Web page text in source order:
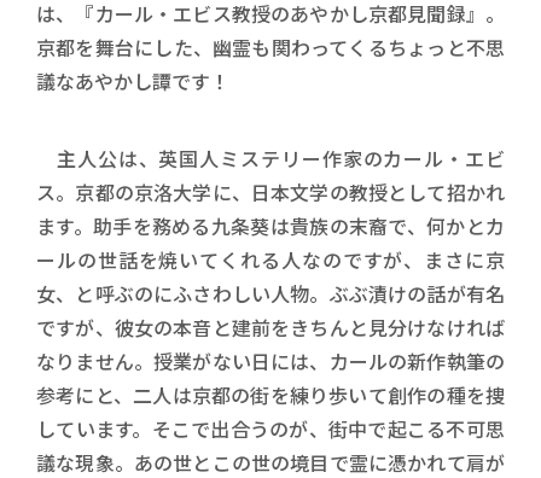
は、『カール・エビス教授のあやかし京都見聞録』。
京都を舞台にした、幽霊も関わってくるちょっと不思
議なあやかし譚です！
主人公は、英国人ミステリー作家のカール・エビ
ス。京都の京洛大学に、日本文学の教授として招かれ
ます。助手を務める九条葵は貴族の末裔で、何かとカ
ールの世話を焼いてくれる人なのですが、まさに京
女、と呼ぶのにふさわしい人物。ぶぶ漬けの話が有名
ですが、彼女の本音と建前をきちんと見分けなければ
なりません。授業がない日には、カールの新作執筆の
参考にと、二人は京都の街を練り歩いて創作の種を捜
しています。そこで出合うのが、街中で起こる不可思
議な現象。あの世とこの世の境目で霊に憑かれて肩が